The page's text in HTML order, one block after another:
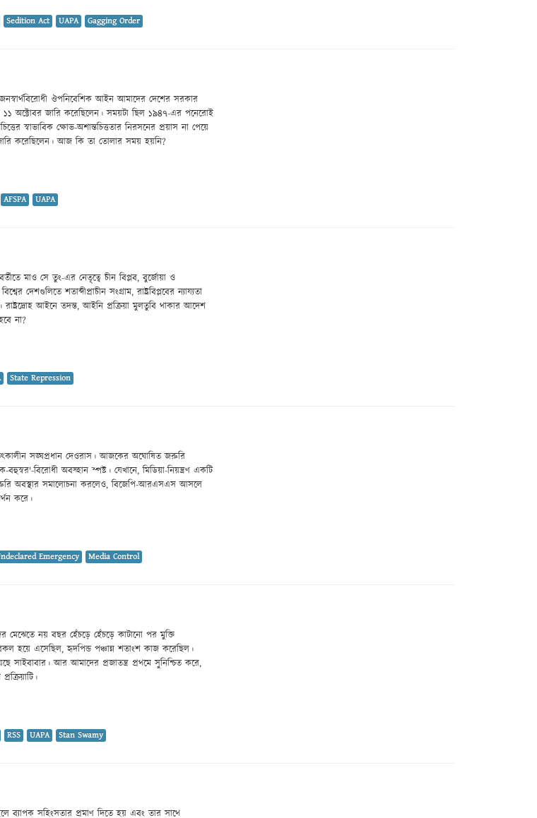
Sedition Act UAPA Gagging Order
ঔপনিবেশিক আইন আমাদের দেশের সরকার
১১ অক্টোবর জারি করেছিলেন। সময়টা ছিল ১৯৪৭-এর পনেরোই
স্বাভাবিক ক্ষোভ-অশান্তচিত্ততার নিরসনের প্রয়াস না পেয়ে
করেছিলেন। আজ কি তা তোলার সময় হয়নি?
AFSPA UAPA
মাও সে তুং-এর নেতৃত্বে চীন বিপ্লব, বুর্জোয়া ও
দেশগুলিতে শতাব্দীপ্রাচীন সংগ্রাম, রাষ্ট্রবিপ্লবের ন্যায্যতা
আইনে তদন্ত, আইনি প্রক্রিয়া মুলতুবি থাকার আদেশ
না?
State Repression
সঙ্ঘপ্রধান দেওরাস। আজকের অঘোষিত জরুরি
বিরোধী অবস্হান স্পষ্ট। যেখানে, মিডিয়া-নিয়ন্ত্রণ একটি
অবস্থার সমালোচনা করলেও, বিজেপি-আরএসএস আসলে
করে।
Emergency Media Control
মেঝেতে নয় বছর হেঁচড়ে হেঁচড়ে কাটানো পর মুক্তি
হয়ে এসেছিল, হৃদপিন্ড পঞ্চান্ন শতাংশ কাজ করেছিল।
সাইবাবার। আর আমাদের প্রজাতন্ত্র প্রথমে সুনিশ্চিত করে,
RSS UAPA Stan Swamy
ব্যাপক সহিংসতার প্রমাণ দিতে হয় এবং তার সাথে